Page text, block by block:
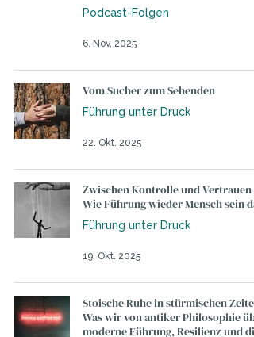
Podcast-Folgen
6. Nov. 2025
Vom Sucher zum Sehenden
Führung unter Druck
22. Okt. 2025
Zwischen Kontrolle und Vertrauen –
Wie Führung wieder Mensch sein
Führung unter Druck
19. Okt. 2025
Stoische Ruhe in stürmischen
Was wir von antiker Philosophie
moderne Führung, Resilienz und die